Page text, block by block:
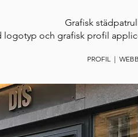
Grafisk
logotyp och grafisk profil
PROFIL |